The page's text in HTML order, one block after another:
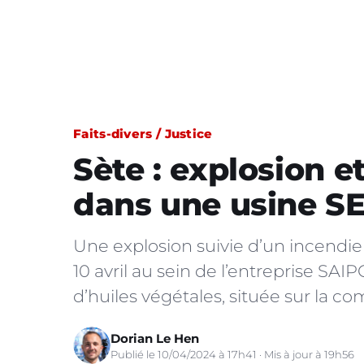
Faits-divers / Justice
Sète : explosion
dans une usine
Une explosion suivie d’un
10 avril au sein de l’entreprise
d’huiles végétales, située sur la
Dorian Le Hen
Publié le 10/04/2024 à 17h41 · Mis à jour à 19h56